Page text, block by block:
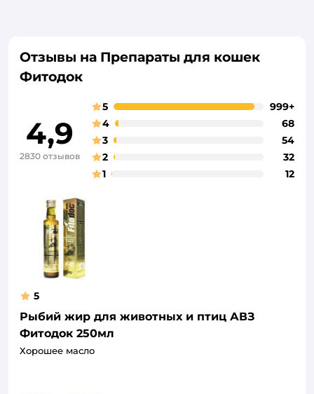
Отзывы на Препараты для кошек
Фитодок
4,9
2830 отзывов
5
999+
4
68
3
54
2
32
1
12
5
Рыбий жир для животных и птиц АВЗ
Фитодок 250мл
Хорошее масло